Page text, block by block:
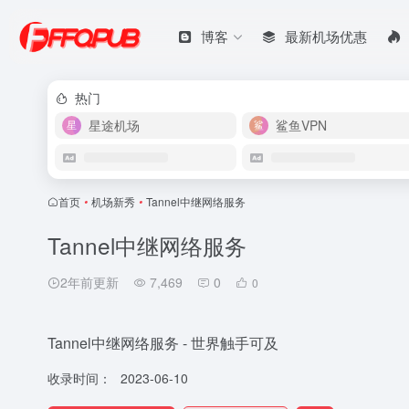
博客 最新机场优惠
热门
星途机场
鲨鱼VPN
首页 • 机场新秀 • Tannel中继网络服务
Tannel中继网络服务
2年前更新 7,469 0 0
Tannel中继网络服务 - 世界触手可及
收录时间： 2023-06-10